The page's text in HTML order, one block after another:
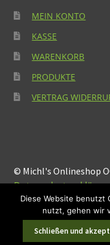
MEIN KONTO
KASSE
WARENKORB
PRODUKTE
VERTRAG
© Michl's Onlineshop
Suchen
Suchen
Diese Website benutzt
nutzt, gehen wir
Schließen und